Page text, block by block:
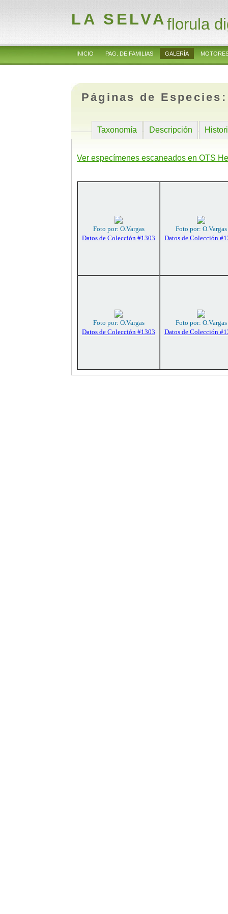
LA SELVAflorula
INICIO PAG. DE FAMILIAS GALERÍA
Páginas de
Taxonomía Descripción
Ver especímenes escaneados en OTS
Foto por: O.Vargas
Datos de Colección #1303
Foto por: O.Vargas
Datos de Colección
Foto por: O.Vargas
Datos de Colección #1303
Foto por: O.Vargas
Datos de Colección